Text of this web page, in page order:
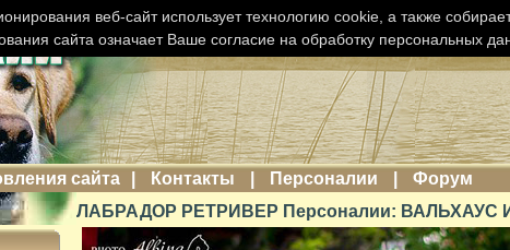
сайта Контакты Персоналии
Форум
ЛАБРАДОР РЕТРИВЕР Персоналии:
веб-сайт использует технологию cookie, а также
сайта означает Ваше согласие на обработку персональных